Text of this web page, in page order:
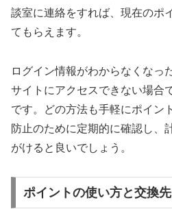
談室に連絡をすれば、現在のポ
てもらえます。
ログイン情報がわからなくなっ
サイトにアクセスできない場合
です。どの方法も手軽にポイン
防止のために定期的に確認し、
がけると良いでしょう。
ポイントの使い方と交換先